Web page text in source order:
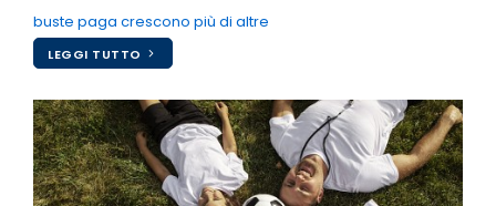
buste paga crescono più di altre
LEGGI TUTTO